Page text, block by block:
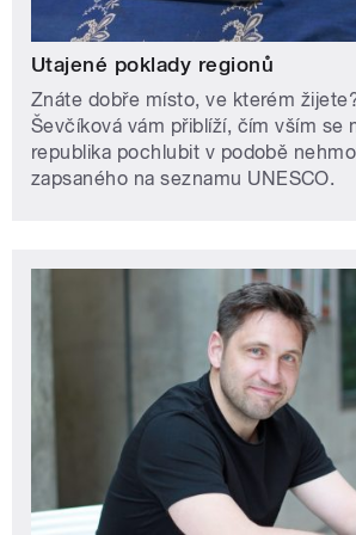
Utajené poklady regionů
Znáte dobře místo, ve kterém
Ševčíková vám přiblíží, čím vším se
republika pochlubit v podobě
zapsaného na seznamu UNESCO.